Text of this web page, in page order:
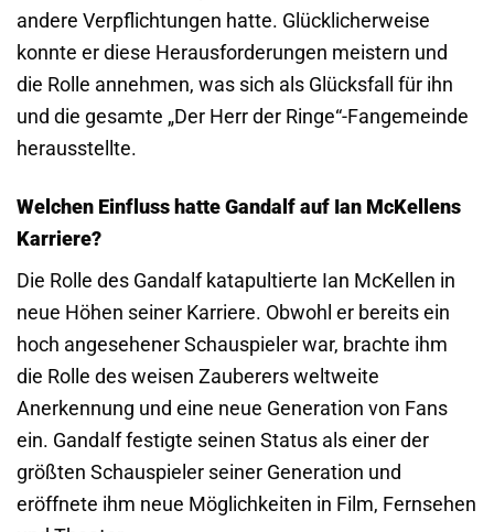
andere Verpflichtungen hatte. Glücklicherweise
konnte er diese Herausforderungen meistern und
die Rolle annehmen, was sich als Glücksfall für ihn
und die gesamte „Der Herr der Ringe“-Fangemeinde
herausstellte.
Welchen Einfluss hatte Gandalf auf Ian McKellens
Karriere?
Die Rolle des Gandalf katapultierte Ian McKellen in
neue Höhen seiner Karriere. Obwohl er bereits ein
hoch angesehener Schauspieler war, brachte ihm
die Rolle des weisen Zauberers weltweite
Anerkennung und eine neue Generation von Fans
ein. Gandalf festigte seinen Status als einer der
größten Schauspieler seiner Generation und
eröffnete ihm neue Möglichkeiten in Film, Fernsehen